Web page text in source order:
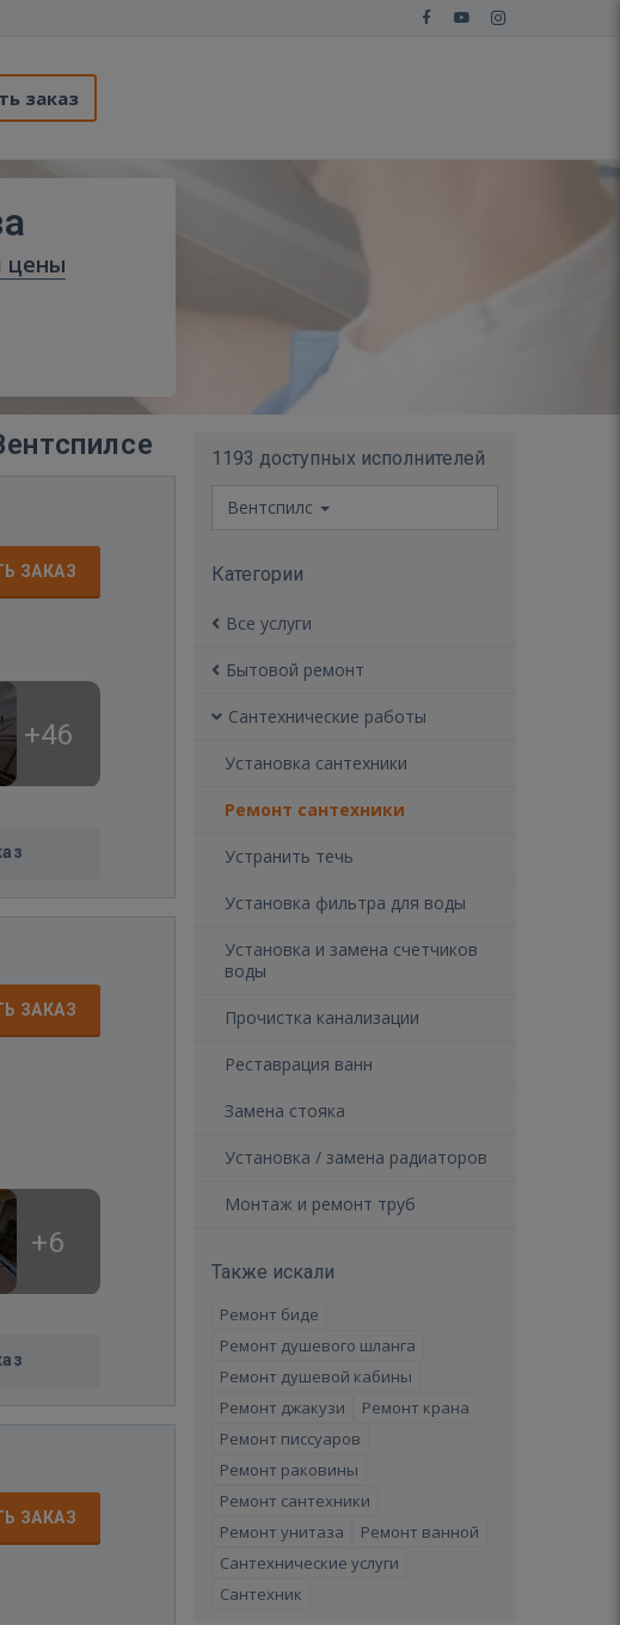
заказ
цены
ЗАКАЗ
+46
ЗАКАЗ
+6
ЗАКАЗ
1193 доступных исполнителей
Вентспилс
Категории
Все услуги
Бытовой ремонт
Сантехнические работы
Установка сантехники
Ремонт сантехники
Устранить течь
Установка фильтра для воды
Установка и замена счетчиков
воды
Прочистка канализации
Реставрация ванн
Замена стояка
Установка / замена радиаторов
Монтаж и ремонт труб
Также искали
Ремонт биде
Ремонт душевого шланга
Ремонт душевой кабины
Ремонт джакузи
Ремонт крана
Ремонт писсуаров
Ремонт раковины
Ремонт сантехники
Ремонт унитаза
Ремонт ванной
Сантехнические услуги
Сантехник